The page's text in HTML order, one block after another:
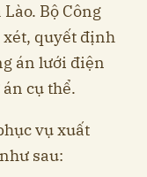
Bộ Công
xét, quyết định
án lưới điện
cụ thể.
vụ xuất
sau: